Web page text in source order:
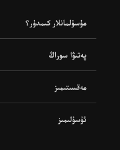
مۇسۇلمانلار كىمدۇر؟
پەتىۋا سوراڭ
مەقسىتىمىز
ئۇسۇلىمىز